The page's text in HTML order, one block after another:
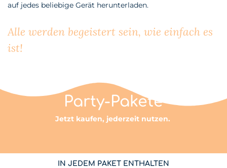
auf jedes beliebige Gerät herunterladen.
Alle werden begeistert sein, wie einfach es
ist!
Party-Pakete
Jetzt kaufen, jederzeit nutzen.
IN JEDEM PAKET ENTHALTEN